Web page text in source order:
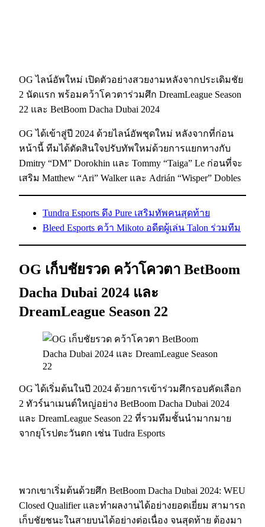
OG ไลน์อัพใหม่ เปิดตัวอย่างสวยงามหลังจากประเดิมชัย
2 นัดแรก พร้อมคว้าโควตาร่วมศึก DreamLeague Season
22 และ BetBoom Dacha Dubai 2024
OG ได้เข้าสู่ปี 2024 ด้วยไลน์อัพชุดใหม่ หลังจากที่ก่อน
หน้านี้ ทีมได้ตัดสินใจปรับทัพใหม่ด้วยการแยกทางกับ
Dmitry “DM” Dorokhin และ Tommy “Taiga” Le ก่อนที่จะ
เสริม Matthew “Ari” Walker และ Adrián “Wisper” Dobles
Tundra Esports ดึง Pure เสริมทัพคนสุดท้าย
Bleed Esports คว้า Mikoto อดีตผู้เล่น Talon ร่วมทีม
OG เก็บชัยรวด คว้าโควตา BetBoom
Dacha Dubai 2024 และ
DreamLeague Season 22
OG ได้เริ่มต้นในปี 2024 ด้วยการเข้าร่วมศึกรอบคัดเลือก
2 ทัวร์นาเมนต์ใหญ่อย่าง BetBoom Dacha Dubai 2024
และ DreamLeague Season 22 ที่รวมทีมชั้นนำมากมาย
จากยุโรปตะวันตก เช่น Tudra Esports
พวกเขาเริ่มต้นด้วยศึก BetBoom Dacha Dubai 2024: WEU
Closed Qualifier และทำผลงานได้อย่างยอดเยี่ยม สามารถ
เก็บชัยชนะในสายบนได้อย่างต่อเนื่อง จนสุดท้าย ต้องมา